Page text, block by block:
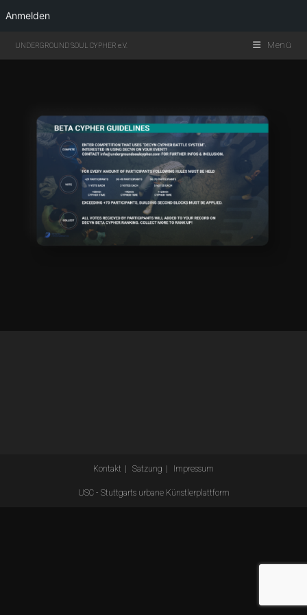
Anmelden
UNDERGROUND SOUL CYPHER e.V. Menü
Kontakt Satzung Impressum
USC - Stuttgarts urbane Künstlerplattform